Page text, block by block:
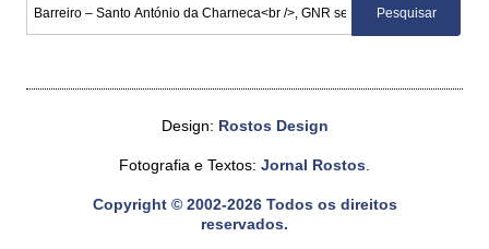
Design: Rostos Design
Fotografia e Textos: Jornal Rostos.
Copyright © 2002-2026 Todos os direitos
reservados.